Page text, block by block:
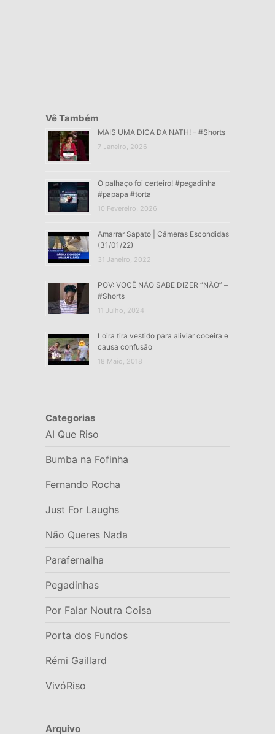
Vê Também
MAIS UMA DICA DA NATH! – #Shorts
7 Janeiro, 2026
O palhaço foi certeiro! #pegadinha
#papapa #torta
10 Fevereiro, 2026
Amarrar Sapato | Câmeras Escondidas
(31/01/22)
31 Janeiro, 2022
POV: VOCÊ NÃO SABE DIZER “NÃO” –
#Shorts
11 Julho, 2024
Loira tira vestido para aliviar coceira e
causa confusão
18 Maio, 2018
Categorias
AI Que Riso
Bumba na Fofinha
Fernando Rocha
Just For Laughs
Não Queres Nada
Parafernalha
Pegadinhas
Por Falar Noutra Coisa
Porta dos Fundos
Rémi Gaillard
VivóRiso
Arquivo